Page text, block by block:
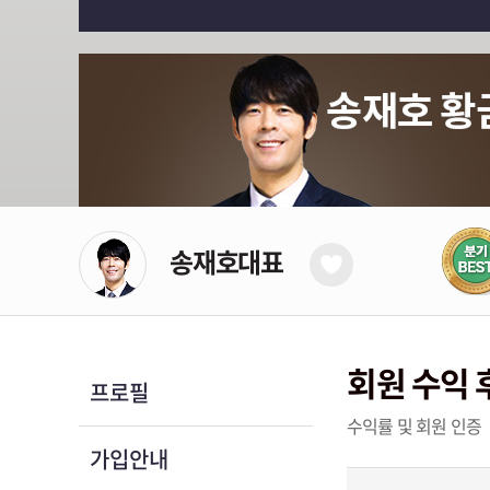
송재호대표
프로필
가입안내
회원 수익
수익률 및 회원 인증